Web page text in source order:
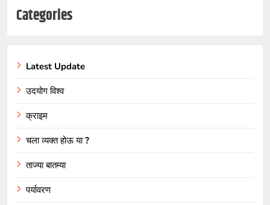
Categories
Latest Update
उदयोग विश्व
क्राइम
चला व्यक्त होऊ या ?
ताज्या बातम्या
पर्यावरण